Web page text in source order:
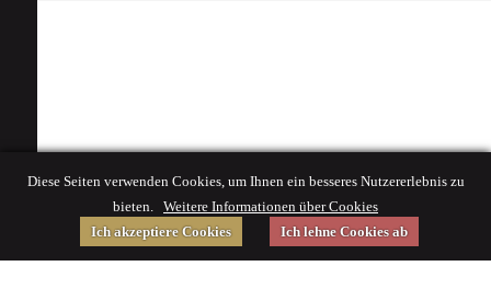
Diese Seiten verwenden Cookies, um Ihnen ein besseres Nutzererlebnis zu
bieten. Weitere Informationen über Cookies
Ich akzeptiere Cookies
Ich lehne Cookies ab